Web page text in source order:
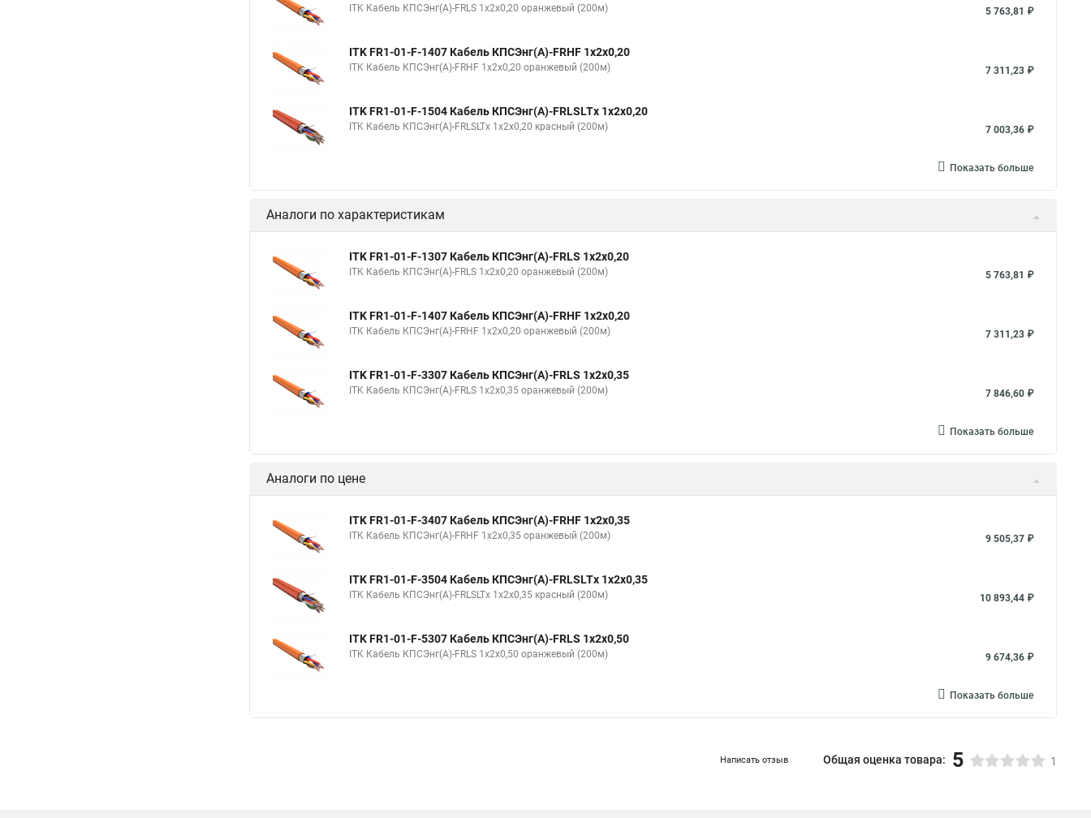
ITK Кабель КПСЭнг(А)-FRLS 1х2х0,20 оранжевый (200м) 5 763,81 ₽
ITK FR1-01-F-1407 Кабель КПСЭнг(А)-FRHF 1х2х0,20
ITK Кабель КПСЭнг(А)-FRHF 1х2х0,20 оранжевый (200м) 7 311,23 ₽
ITK FR1-01-F-1504 Кабель КПСЭнг(А)-FRLSLTх 1х2х0,20
ITK Кабель КПСЭнг(А)-FRLSLTх 1х2х0,20 красный (200м) 7 003,36 ₽
Показать больше
Аналоги по характеристикам
ITK FR1-01-F-1307 Кабель КПСЭнг(А)-FRLS 1х2х0,20
ITK Кабель КПСЭнг(А)-FRLS 1х2х0,20 оранжевый (200м) 5 763,81 ₽
ITK FR1-01-F-1407 Кабель КПСЭнг(А)-FRHF 1х2х0,20
ITK Кабель КПСЭнг(А)-FRHF 1х2х0,20 оранжевый (200м) 7 311,23 ₽
ITK FR1-01-F-3307 Кабель КПСЭнг(А)-FRLS 1х2х0,35
ITK Кабель КПСЭнг(А)-FRLS 1х2х0,35 оранжевый (200м) 7 846,60 ₽
Показать больше
Аналоги по цене
ITK FR1-01-F-3407 Кабель КПСЭнг(А)-FRHF 1х2х0,35
ITK Кабель КПСЭнг(А)-FRHF 1х2х0,35 оранжевый (200м) 9 505,37 ₽
ITK FR1-01-F-3504 Кабель КПСЭнг(А)-FRLSLTх 1х2х0,35
ITK Кабель КПСЭнг(А)-FRLSLTх 1х2х0,35 красный (200м) 10 893,44 ₽
ITK FR1-01-F-5307 Кабель КПСЭнг(А)-FRLS 1х2х0,50
ITK Кабель КПСЭнг(А)-FRLS 1х2х0,50 оранжевый (200м) 9 674,36 ₽
Показать больше
Написать отзыв Общая оценка товара: 5 1